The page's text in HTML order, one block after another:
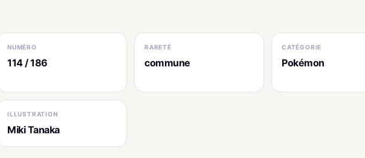
NUMÉRO
114 / 186
RARETÉ
commune
CATÉGORIE
Pokémon
ILLUSTRATION
Miki Tanaka